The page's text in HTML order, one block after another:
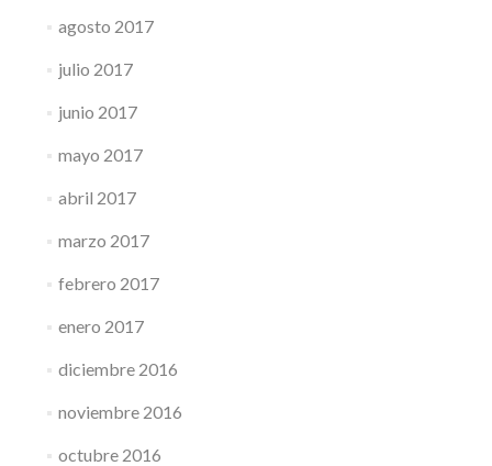
agosto 2017
julio 2017
junio 2017
mayo 2017
abril 2017
marzo 2017
febrero 2017
enero 2017
diciembre 2016
noviembre 2016
octubre 2016